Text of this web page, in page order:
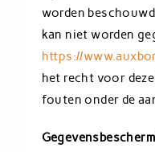
worden
kan niet worden
https://
het recht voor
fouten onder de